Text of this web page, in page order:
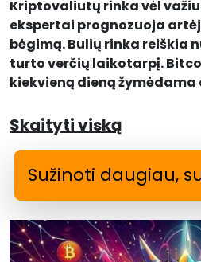
Kriptovaliutų rinka vėl
ekspertai prognozuoja
bėgimą. Bulių rinka reiškia
turto verčių laikotarpį.
kiekvieną dieną žymėdama
Skaityti viską
Sužinoti daugiau,